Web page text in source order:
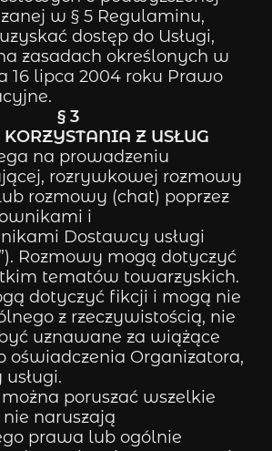
w § 5 Regulaminu,
dostęp do Usługi,
zasadach określonych w
16 lipca 2004 roku Prawo
§ 3
KORZYSTANIA Z USŁUG
na prowadzeniu
rozrywkowej rozmowy
rozmowy (chat) poprzez
i
Dostawcy usługi
”). Rozmowy mogą dotyczyć
tematów towarzyskich.
dotyczyć fikcji i mogą nie
z rzeczywistością, nie
uznawane za wiążące
oświadczenia Organizatora,
można poruszać wszelkie
naruszają
prawa lub ogólnie